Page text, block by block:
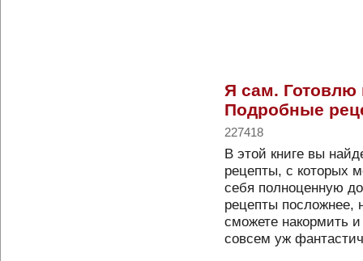
Я сам.
Подробные
227418
В этой книге вы
рецепты, с которых
себя полноценную
рецепты посложнее,
сможете накормить
совсем уж